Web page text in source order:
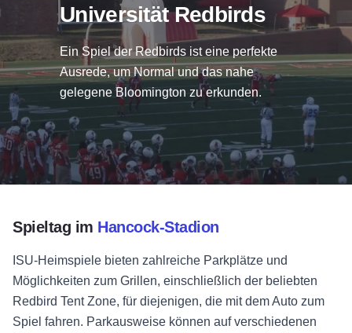
Universität Redbirds
Ein Spiel der Redbirds ist eine perfekte
Ausrede, um Normal und das nahe
gelegene Bloomington zu erkunden.
Spieltag im Hancock-Stadion
ISU-Heimspiele bieten zahlreiche Parkplätze und
Möglichkeiten zum Grillen, einschließlich der beliebten
Redbird Tent Zone, für diejenigen, die mit dem Auto zum
Spiel fahren. Parkausweise können auf verschiedenen